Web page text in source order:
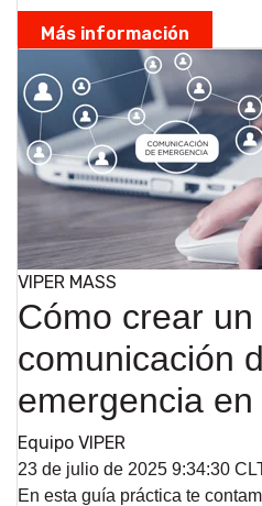
Más información
VIPER MASS
Cómo crear
comunicación
emergencia
Equipo VIPER
23 de julio de 2025 9:34:30
En esta guía práctica te